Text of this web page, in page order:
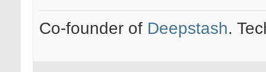
Co-founder of Deepstash.